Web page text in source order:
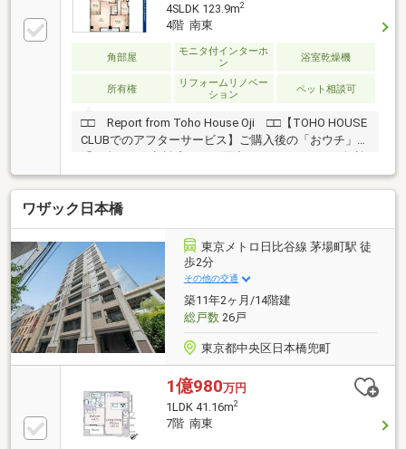
4SLDK 123.9m2
4階 南東
角部屋
モニタ付インターホ
ン
浴室乾燥機
所有権
リフォームリノベー
ション
ペット相談可
□□ Report from Toho House Oji □□【TOHO HOUSE
CLUBでのアフターサービス】ご購入後の「おウチ」と
上昇時のリスクヘッジ、借換え相談、繰上返済のタイ
ミング、各種保険の見直し・・・etc・おウチの設備保
証や定期点検、駆け付けサービス・・・etc購入前のタ
イミングは勿論、購入後のご不安につきましてもご相
談可能です！まずはお気軽に現地をご覧下さいませ。
物件の詳細について、ご見学希望のお客様は下記番号
までお気軽にご連絡下さい。お問い合わせ専用フリー
ダイヤル ： ０１２０－８９－１０４０
ワザック日本橋
東京メトロ日比谷線 茅場町駅 徒
歩2分
その他の交通
築11年2ヶ月/14階建
総戸数26戸
東京都中央区日本橋兜町
1億980万円
1LDK 41.16m2
7階 南東